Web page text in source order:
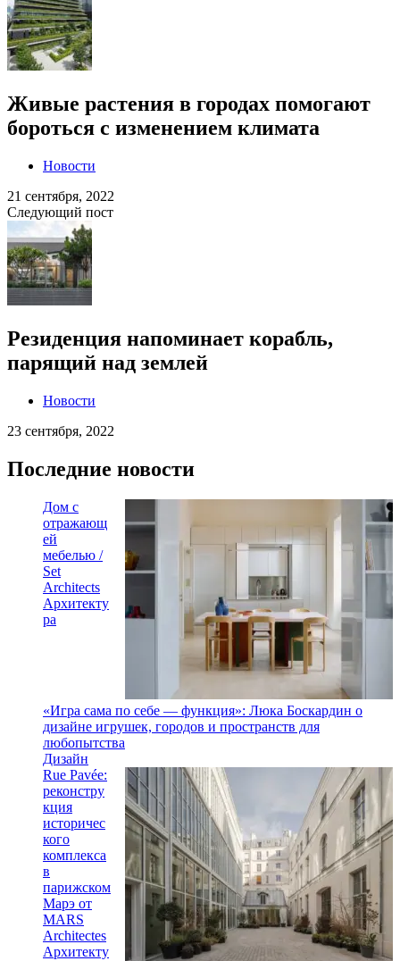
Живые растения в городах помогают
бороться с изменением климата
Новости
21 сентября, 2022
Следующий пост
Резиденция напоминает корабль,
парящий над землей
Новости
23 сентября, 2022
Последние новости
Дом с
отражающ
ей
мебелью /
Set
Architects
Архитекту
ра
«Игра сама по себе — функция»: Люка Боскардин о
дизайне игрушек, городов и пространств для
любопытства
Дизайн
Rue Pavée:
реконстру
кция
историчес
кого
комплекса
в
парижском
Марэ от
MARS
Architectes
Архитекту